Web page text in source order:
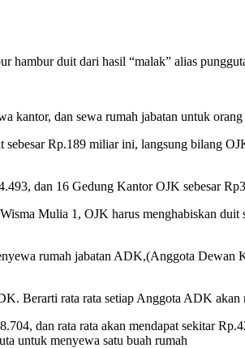
hambur duit dari hasil “malak” alias
kantor, dan sewa rumah jabatan untuk
Rp.189 miliar ini, langsung bilang
dan 16 Gedung Kantor OJK sebesar
Mulia 1, OJK harus menghabiskan
rumah jabatan ADK,(Anggota
Berarti rata rata setiap Anggota ADK akan
dan rata rata akan mendapat sekitar
untuk menyewa satu buah rumah